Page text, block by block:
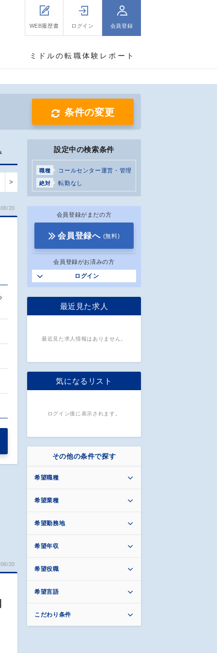
WEB履歴書 ログイン 会員登録
ミドルの転職体験レポート
条件の変更
>
20
20
設定中の検索条件
職種 コールセンター運営・管理
絶対 転勤なし
会員登録がまだの方
会員登録へ (無料)
会員登録がお済みの方
ログイン
最近見た求人
最近見た求人情報はありません。
気になるリスト
ログイン後に表示されます。
その他の条件で探す
希望職種
希望業種
希望勤務地
希望年収
希望役職
希望言語
こだわり条件